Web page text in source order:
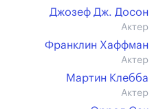
Джозеф Дж. Досон
Актер
Франклин Хаффман
Актер
Мартин Клебба
Актер